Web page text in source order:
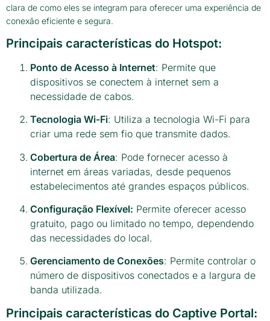
clara de como eles se integram para oferecer uma experiência de
conexão eficiente e segura.
Principais características do Hotspot:
Ponto de Acesso à Internet: Permite que
dispositivos se conectem à internet sem a
necessidade de cabos.
Tecnologia Wi-Fi: Utiliza a tecnologia Wi-Fi para
criar uma rede sem fio que transmite dados.
Cobertura de Área: Pode fornecer acesso à
internet em áreas variadas, desde pequenos
estabelecimentos até grandes espaços públicos.
Configuração Flexível: Permite oferecer acesso
gratuito, pago ou limitado no tempo, dependendo
das necessidades do local.
Gerenciamento de Conexões: Permite controlar o
número de dispositivos conectados e a largura de
banda utilizada.
Principais características do Captive Portal: